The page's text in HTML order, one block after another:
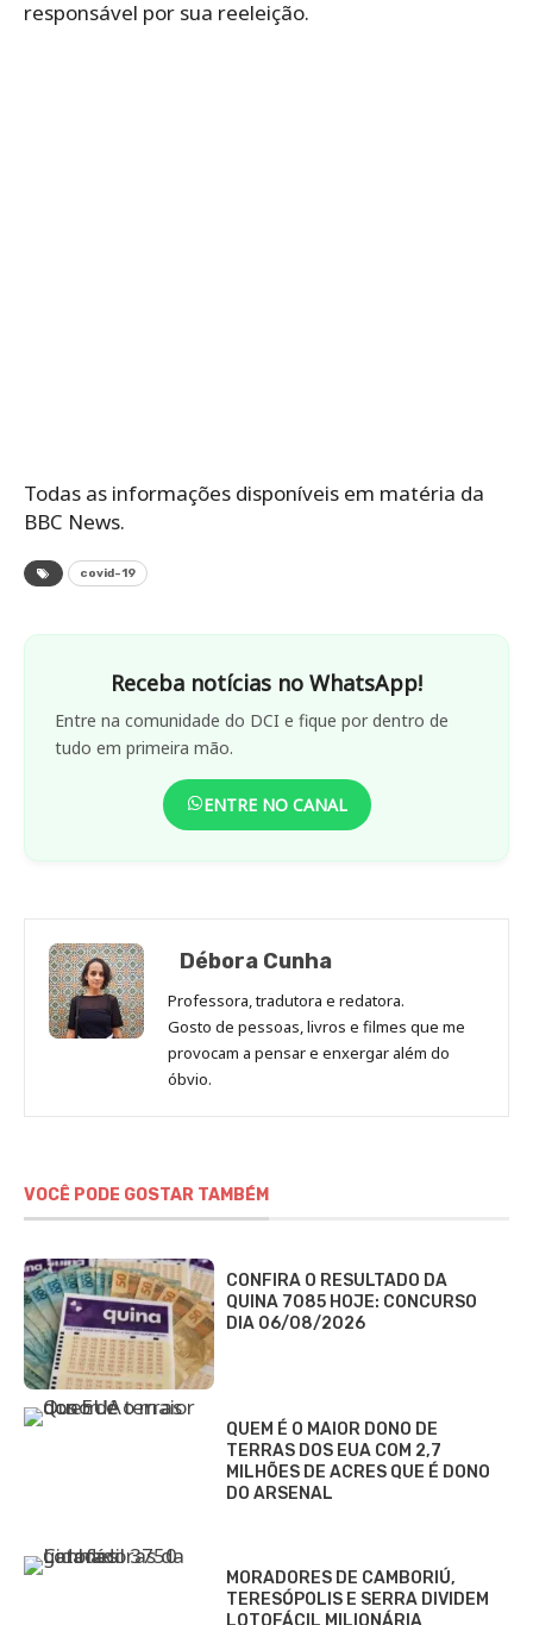
responsável por sua reeleição.
Todas as informações disponíveis em matéria da
BBC News.
covid-19
Receba notícias no WhatsApp!
Entre na comunidade do DCI e fique por dentro de
tudo em primeira mão.
ENTRE NO CANAL
Débora Cunha
Professora, tradutora e redatora.
Gosto de pessoas, livros e filmes que me
provocam a pensar e enxergar além do
óbvio.
VOCÊ PODE GOSTAR TAMBÉM
CONFIRA O RESULTADO DA
QUINA 7085 HOJE: CONCURSO
DIA 06/08/2026
QUEM É O MAIOR DONO DE
TERRAS DOS EUA COM 2,7
MILHÕES DE ACRES QUE É DONO
DO ARSENAL
MORADORES DE CAMBORIÚ,
TERESÓPOLIS E SERRA DIVIDEM
LOTOFÁCIL MILIONÁRIA